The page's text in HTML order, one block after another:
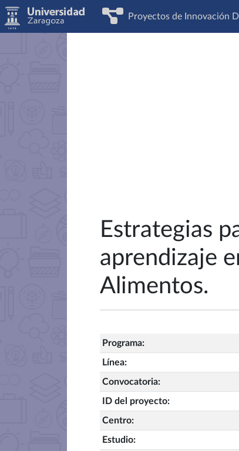
Proyectos de Innovación
Estrategias
aprendizaje
Alimentos.
Programa:
Línea:
Convocatoria:
ID del proyecto:
Centro:
Estudio: